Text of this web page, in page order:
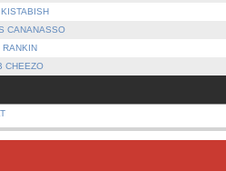
CANANASSO
RANKIN
CHEEZO